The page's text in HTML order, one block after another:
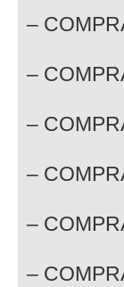
–
–
–
–
–
–